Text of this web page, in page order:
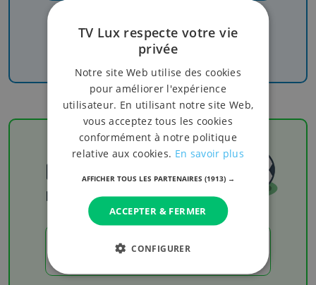
de l'info, du sport et de nos émissions
Football
Les résultats
LES RÉSULTATS
TV Lux respecte votre vie
privée
Notre site Web utilise des cookies
pour améliorer l'expérience
utilisateur. En utilisant notre site Web,
vous acceptez tous les cookies
conformément à notre politique
relative aux cookies. En savoir plus
AFFICHER TOUS LES PARTENAIRES (1913) →
ACCEPTER & FERMER
CONFIGURER